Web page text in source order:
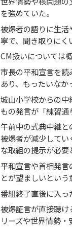
を強めていた。
被爆者の語りに生
寧で、聞き取りにく
CM扱いについては
市長の平和宣言を
あり、もったいなか
城山小学校からの
もの発言が「練習通
午前中の式典中継と
被爆者が減少して
な取組の提示が必要
平和宣言や首相発
とが望ましいという
番組終了直後に入っ
被爆証言が直接聴
リーズや世界情勢